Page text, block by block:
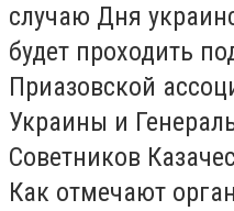
случаю Дня
будет проходить
Приазовской
Украины и
Советников
Как отмечают